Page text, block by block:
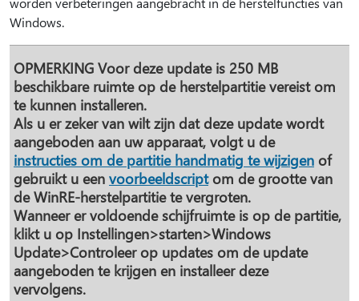
Windows.
OPMERKING Voor deze update is 250 MB
beschikbare ruimte op de herstelpartitie vereist om
te kunnen installeren.
Als u er zeker van wilt zijn dat deze update wordt
aangeboden aan uw apparaat, volgt u de
instructies om de partitie handmatig te wijzigen of
gebruikt u een voorbeeldscriptom de grootte van
de WinRE-herstelpartitie te vergroten.
Wanneer er voldoende schijfruimte is op de partitie,
klikt u op Instellingen>starten>Windows
Update>Controleer op updates om de update
aangeboden te krijgen en installeer deze
vervolgens.